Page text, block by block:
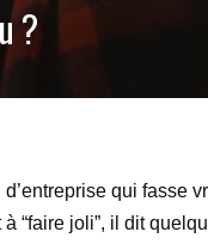
?
qui
“faire joli”, il dit